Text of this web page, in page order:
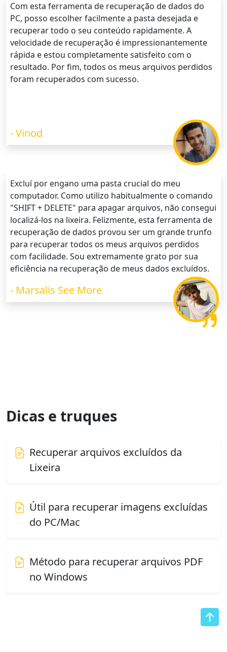
Com esta ferramenta de recuperação de dados do
PC, posso escolher facilmente a pasta desejada e
recuperar todo o seu conteúdo rapidamente. A
velocidade de recuperação é impressionantemente
rápida e estou completamente satisfeito com o
resultado. Por fim, todos os meus arquivos perdidos
foram recuperados com sucesso.
- Vinod
Excluí por engano uma pasta crucial do meu
computador. Como utilizo habitualmente o comando
"SHIFT + DELETE" para apagar arquivos, não consegui
localizá-los na lixeira. Felizmente, esta ferramenta de
recuperação de dados provou ser um grande trunfo
para recuperar todos os meus arquivos perdidos
com facilidade. Sou extremamente grato por sua
eficiência na recuperação de meus dados excluídos.
- Marsalis See More
Dicas e truques
Recuperar arquivos excluídos da
Lixeira
Útil para recuperar imagens excluídas
do PC/Mac
Método para recuperar arquivos PDF
no Windows